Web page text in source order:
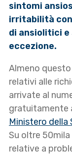
sintomi
irritabilità con
di ansiolitici e
eccezione.
Almeno
relativi alle
arrivate al
gratuitamente
Ministero della
Su oltre
relative a